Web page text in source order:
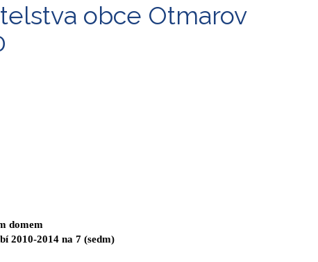
obce Otmarov
domem
2010-2014na 7 (sedm)